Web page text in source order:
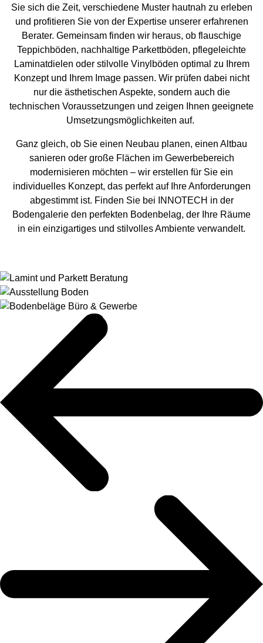
Sie sich die Zeit, verschiedene Muster hautnah zu erleben
und profitieren Sie von der Expertise unserer erfahrenen
Berater. Gemeinsam finden wir heraus, ob flauschige
Teppichböden, nachhaltige Parkettböden, pflegeleichte
Laminatdielen oder stilvolle Vinylböden optimal zu Ihrem
Konzept und Ihrem Image passen. Wir prüfen dabei nicht
nur die ästhetischen Aspekte, sondern auch die
technischen Voraussetzungen und zeigen Ihnen geeignete
Umsetzungsmöglichkeiten auf.
Ganz gleich, ob Sie einen Neubau planen, einen Altbau
sanieren oder große Flächen im Gewerbebereich
modernisieren möchten – wir erstellen für Sie ein
individuelles Konzept, das perfekt auf Ihre Anforderungen
abgestimmt ist. Finden Sie bei INNOTECH in der
Bodengalerie den perfekten Bodenbelag, der Ihre Räume
in ein einzigartiges und stilvolles Ambiente verwandelt.